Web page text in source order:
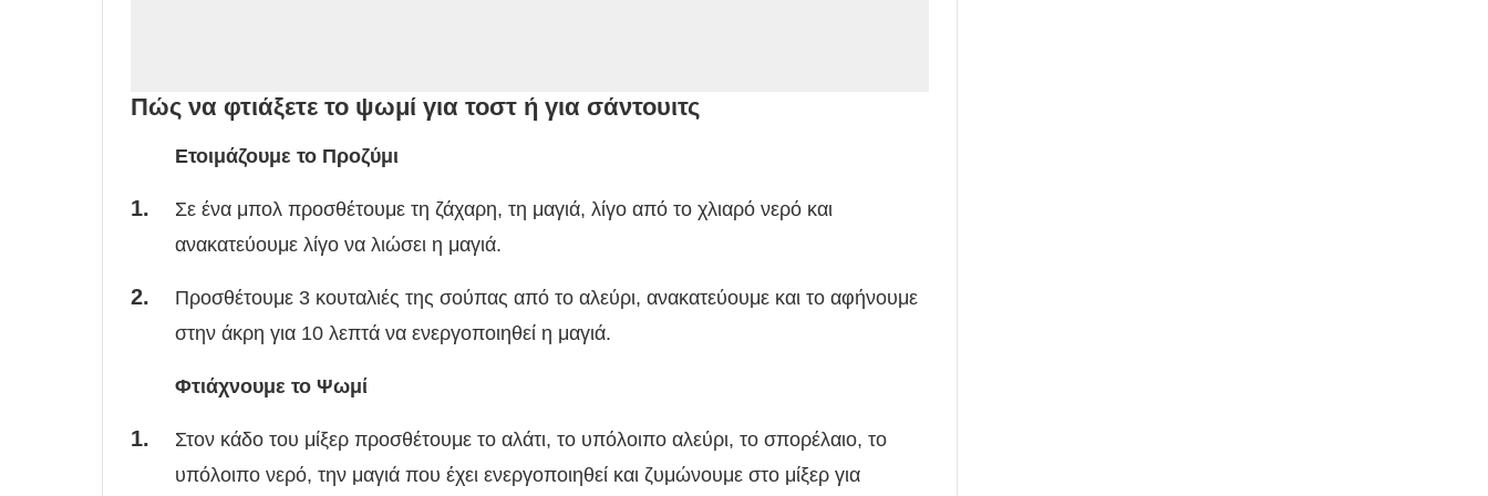
Πώς να φτιάξετε το ψωμί για τοστ ή για σάντουιτς
Ετοιμάζουμε το Προζύμι
Σε ένα μπολ προσθέτουμε τη ζάχαρη, τη μαγιά, λίγο από το χλιαρό νερό και
ανακατεύουμε λίγο να λιώσει η μαγιά.
Προσθέτουμε 3 κουταλιές της σούπας από το αλεύρι, ανακατεύουμε και το αφήνουμε
στην άκρη για 10 λεπτά να ενεργοποιηθεί η μαγιά.
Φτιάχνουμε το Ψωμί
Στον κάδο του μίξερ προσθέτουμε το αλάτι, το υπόλοιπο αλεύρι, το σπορέλαιο, το
υπόλοιπο νερό, την μαγιά που έχει ενεργοποιηθεί και ζυμώνουμε στο μίξερ για